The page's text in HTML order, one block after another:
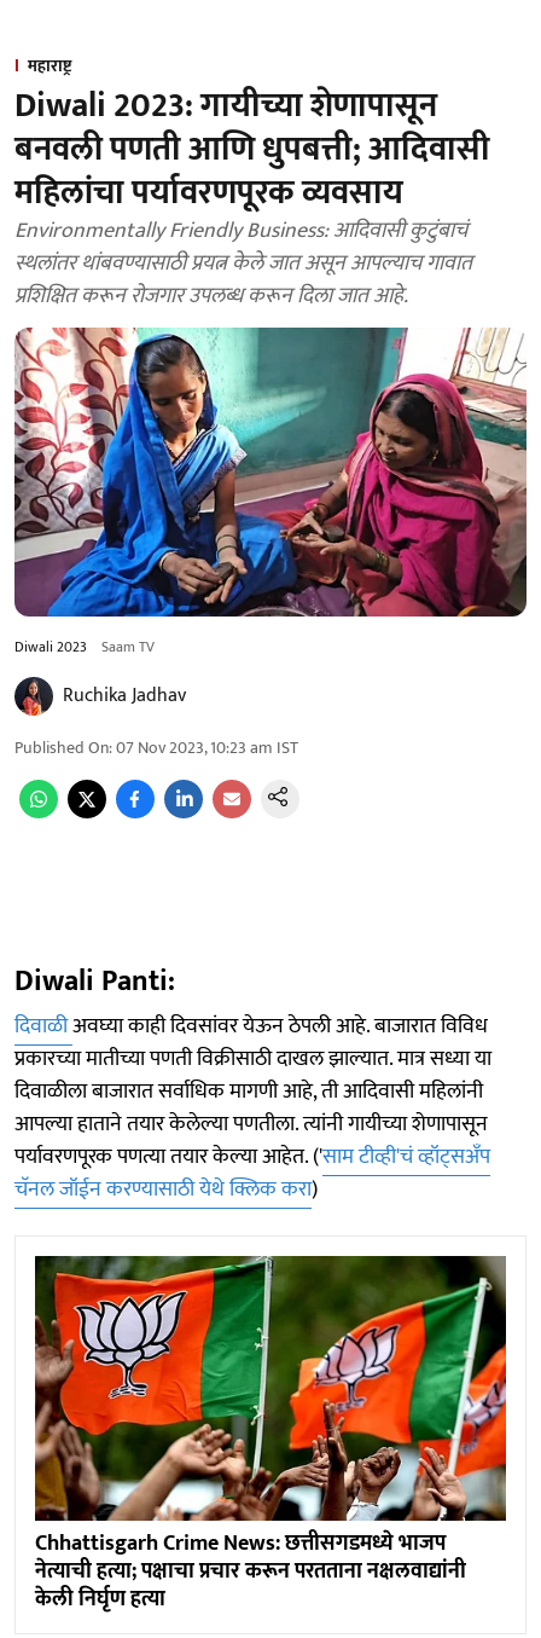
महाराष्ट्र
Diwali 2023: गायीच्या शेणापासून
बनवली पणती आणि धुपबत्ती; आदिवासी
महिलांचा पर्यावरणपूरक व्यवसाय
Environmentally Friendly Business: आदिवासी कुटुंबाचं
स्थलांतर थांबवण्यासाठी प्रयत्न केले जात असून आपल्याच गावात
प्रशिक्षित करून रोजगार उपलब्ध करून दिला जात आहे.
Diwali 2023 Saam TV
Ruchika Jadhav
Published On:07 Nov 2023, 10:23 am IST
Diwali Panti:
दिवाळीअवघ्या काही दिवसांवर येऊन ठेपली आहे. बाजारात विविध
प्रकारच्या मातीच्या पणती विक्रीसाठी दाखल झाल्यात. मात्र सध्या या
दिवाळीला बाजारात सर्वाधिक मागणी आहे, ती आदिवासी महिलांनी
आपल्या हाताने तयार केलेल्या पणतीला. त्यांनी गायीच्या शेणापासून
पर्यावरणपूरक पणत्या तयार केल्या आहेत. ('साम टीव्ही'चं व्हॉट्सअँप
चॅनल जॉईन करण्यासाठी येथे क्लिक करा)
Chhattisgarh Crime News: छत्तीसगडमध्ये भाजप
नेत्याची हत्या; पक्षाचा प्रचार करून परतताना नक्षलवाद्यांनी
केली निर्घृण हत्या